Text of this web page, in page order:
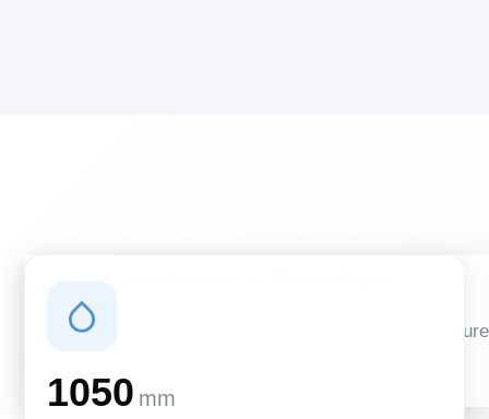
Des conditions qui influencent vos travaux de couverture
1050 mm